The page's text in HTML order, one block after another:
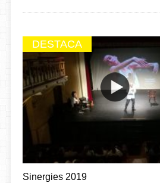
DESTACA
Sinergies 2019